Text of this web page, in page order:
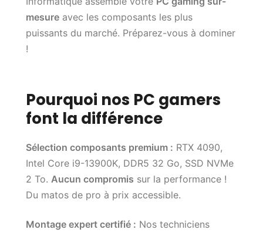
mesure avec les composants les plus
puissants du marché. Préparez-vous à dominer
!
Pourquoi nos PC gamers
font la différence
Sélection composants premium : RTX 4090,
Intel Core i9-13900K, DDR5 32 Go, SSD NVMe
2 To.Aucun compromis sur la performance !
Du matos de pro à prix accessible.
Montage expert certifié : Nos techniciens